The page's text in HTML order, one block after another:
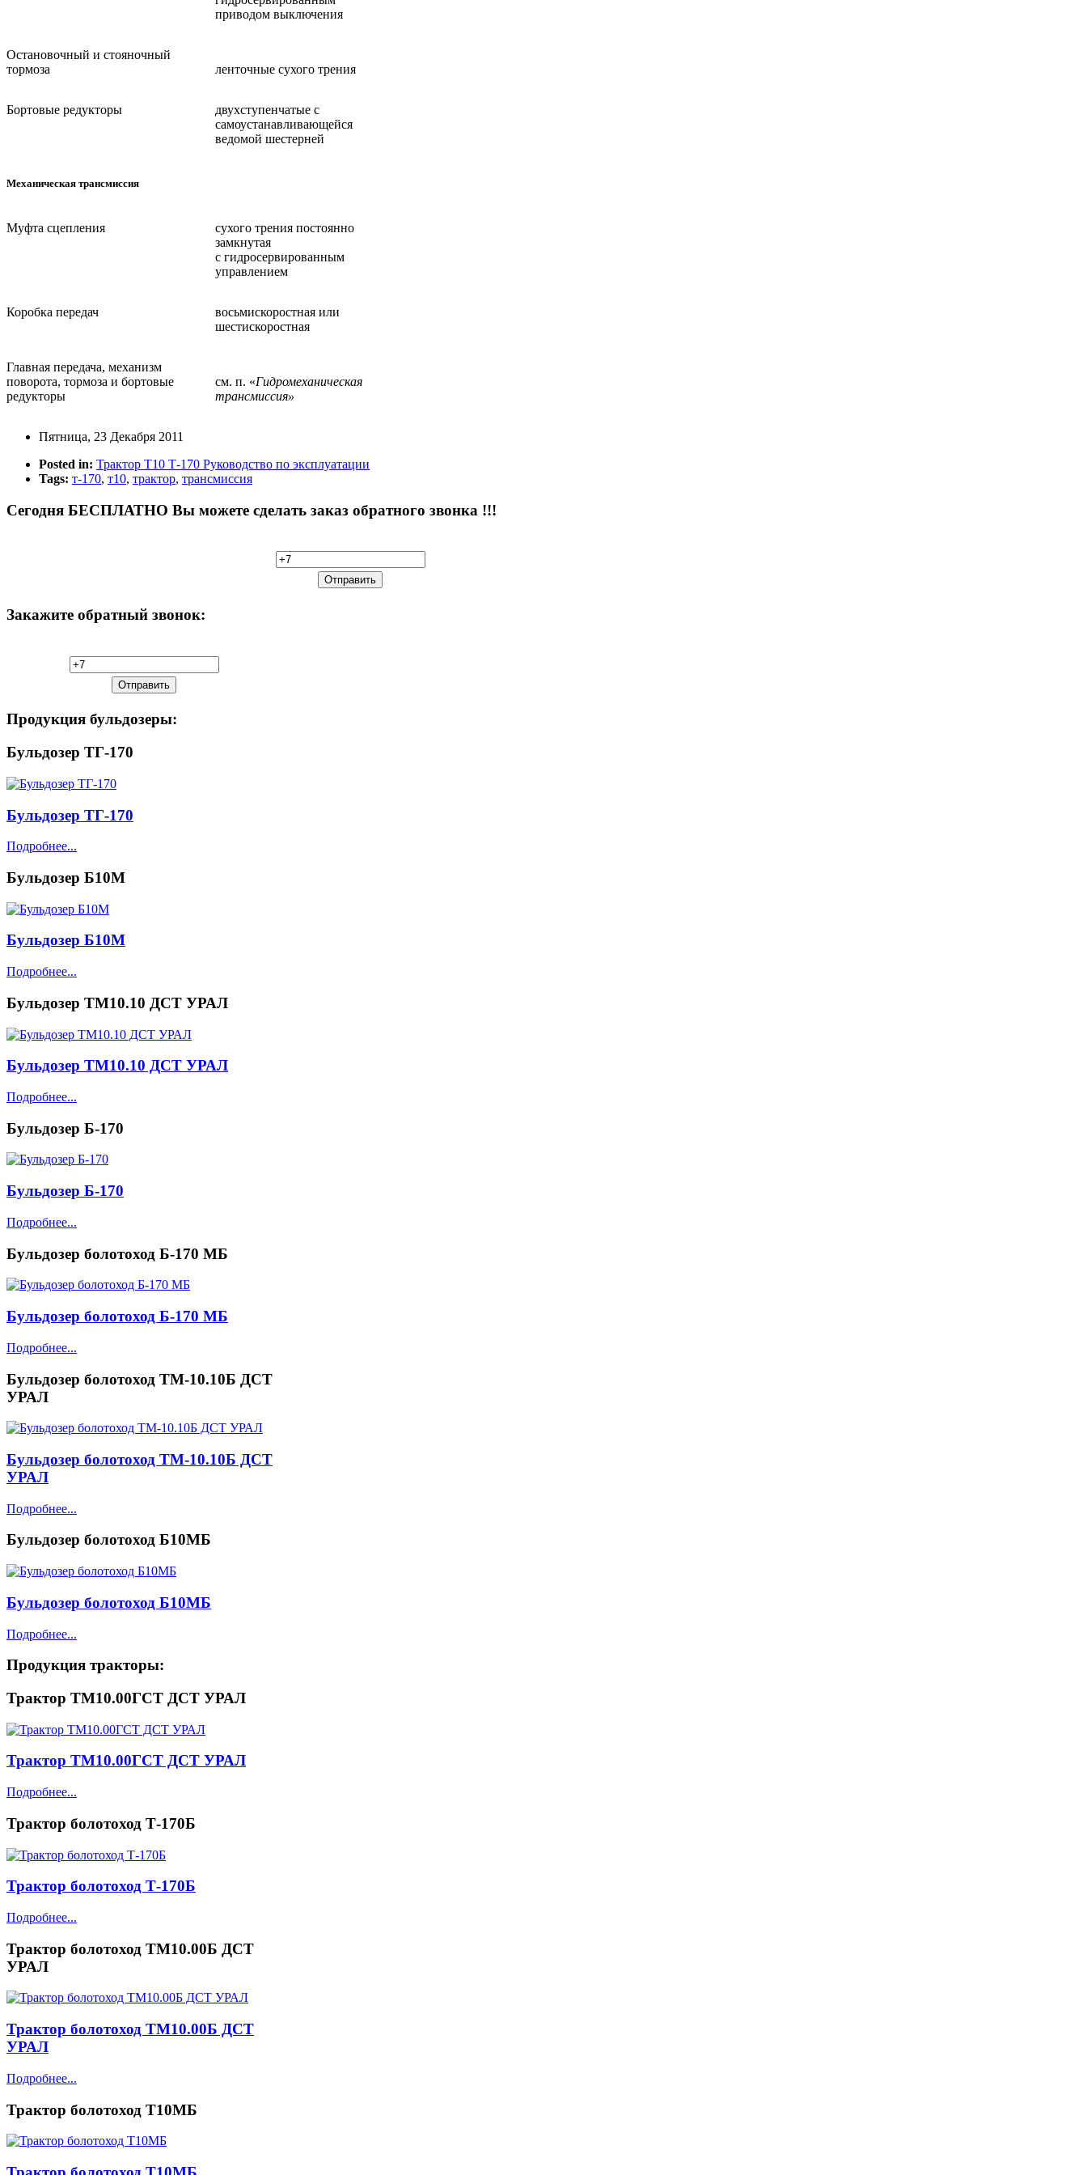
приводом выключения
Остановочный и стояночный
тормоза
ленточные сухого трения
Бортовые редукторы
двухступенчатые с
самоустанавливающейся
ведомой шестерней
Механическая трансмиссия
Муфта сцепления
сухого трения постоянно
замкнутая
с гидросервированным
управлением
Коробка передач
восьмискоростная или
шестискоростная
Главная передача, механизм
поворота, тормоза и бортовые
редукторы
см. п. «Гидромеханическая
трансмиссия»
Пятница, 23 Декабря 2011
Posted in: Трактор Т10 Т-170 Руководство по эксплуатации
Tags: т-170, т10, трактор, трансмиссия
Сегодня БЕСПЛАТНО Вы можете сделать заказ обратного звонка !!!
Закажите обратный звонок:
Продукция бульдозеры:
Бульдозер ТГ-170
Бульдозер ТГ-170
Подробнее...
Бульдозер Б10М
Бульдозер Б10М
Подробнее...
Бульдозер ТМ10.10 ДСТ УРАЛ
Бульдозер ТМ10.10 ДСТ УРАЛ
Подробнее...
Бульдозер Б-170
Бульдозер Б-170
Подробнее...
Бульдозер болотоход Б-170 МБ
Бульдозер болотоход Б-170 МБ
Подробнее...
Бульдозер болотоход ТМ-10.10Б ДСТ
УРАЛ
Бульдозер болотоход ТМ-10.10Б ДСТ
УРАЛ
Подробнее...
Бульдозер болотоход Б10МБ
Бульдозер болотоход Б10МБ
Подробнее...
Продукция тракторы:
Трактор ТМ10.00ГСТ ДСТ УРАЛ
Трактор ТМ10.00ГСТ ДСТ УРАЛ
Подробнее...
Трактор болотоход Т-170Б
Трактор болотоход Т-170Б
Подробнее...
Трактор болотоход ТМ10.00Б ДСТ
УРАЛ
Трактор болотоход ТМ10.00Б ДСТ
УРАЛ
Подробнее...
Трактор болотоход Т10МБ